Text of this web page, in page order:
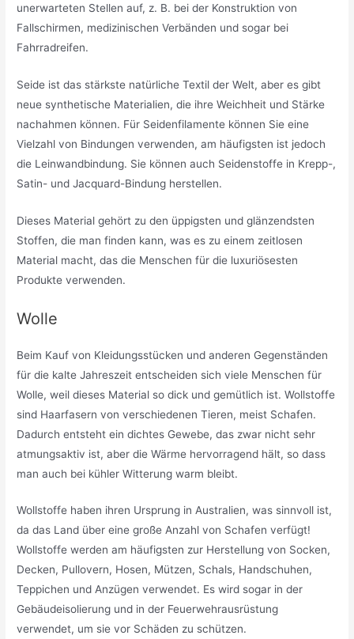
unerwarteten Stellen auf, z. B. bei der Konstruktion von
Fallschirmen, medizinischen Verbänden und sogar bei
Fahrradreifen.
Seide ist das stärkste natürliche Textil der Welt, aber es gibt
neue synthetische Materialien, die ihre Weichheit und Stärke
nachahmen können. Für Seidenfilamente können Sie eine
Vielzahl von Bindungen verwenden, am häufigsten ist jedoch
die Leinwandbindung. Sie können auch Seidenstoffe in Krepp-,
Satin- und Jacquard-Bindung herstellen.
Dieses Material gehört zu den üppigsten und glänzendsten
Stoffen, die man finden kann, was es zu einem zeitlosen
Material macht, das die Menschen für die luxuriösesten
Produkte verwenden.
Wolle
Beim Kauf von Kleidungsstücken und anderen Gegenständen
für die kalte Jahreszeit entscheiden sich viele Menschen für
Wolle, weil dieses Material so dick und gemütlich ist. Wollstoffe
sind Haarfasern von verschiedenen Tieren, meist Schafen.
Dadurch entsteht ein dichtes Gewebe, das zwar nicht sehr
atmungsaktiv ist, aber die Wärme hervorragend hält, so dass
man auch bei kühler Witterung warm bleibt.
Wollstoffe haben ihren Ursprung in Australien, was sinnvoll ist,
da das Land über eine große Anzahl von Schafen verfügt!
Wollstoffe werden am häufigsten zur Herstellung von Socken,
Decken, Pullovern, Hosen, Mützen, Schals, Handschuhen,
Teppichen und Anzügen verwendet. Es wird sogar in der
Gebäudeisolierung und in der Feuerwehrausrüstung
verwendet, um sie vor Schäden zu schützen.